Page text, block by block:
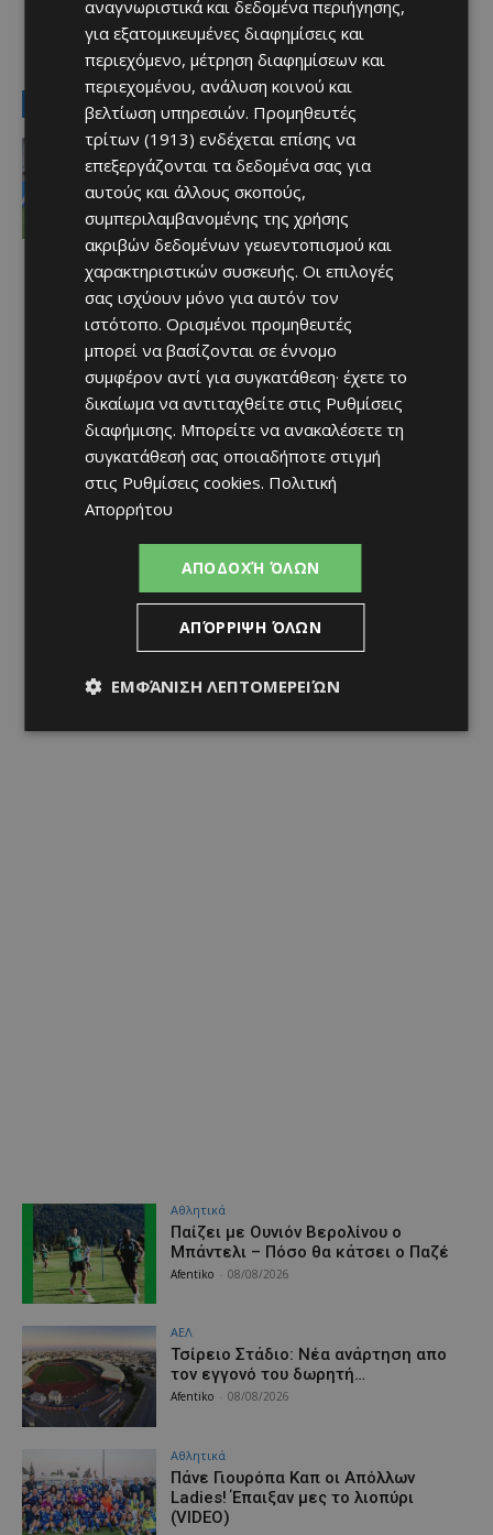
LATEST NEWS
Αθλητικά
Iσοπαλία 2-2 με την Κηφισιά – ΔΕΙΤΕ
τα γκολ του ΑΠΟΕΛ
08/08/2026
Αθλητικά
Παίζει με Ουνιόν Βερολίνου ο
Μπάντελι – Πόσο θα κάτσει ο Παζέ
Afentiko 08/08/2026
ΑΕΛ
Τσίρειο Στάδιο: Νέα ανάρτηση απο
τον εγγονό του δωρητή…
Afentiko 08/08/2026
Αθλητικά
Πάνε Γιουρόπα Καπ oι Απόλλων
Ladies! Έπαιξαν μες το λιοπύρι
(VIDEO)
αναγνωριστικά και δεδομένα περιήγησης,
για εξατομικευμένες διαφημίσεις και
περιεχόμενο, μέτρηση διαφημίσεων και
περιεχομένου, ανάλυση κοινού και
βελτίωση υπηρεσιών. Προμηθευτές
τρίτων (1913) ενδέχεται επίσης να
επεξεργάζονται τα δεδομένα σας για
αυτούς και άλλους σκοπούς,
συμπεριλαμβανομένης της χρήσης
ακριβών δεδομένων γεωεντοπισμού και
χαρακτηριστικών συσκευής. Οι επιλογές
σας ισχύουν μόνο για αυτόν τον
ιστότοπο. Ορισμένοι προμηθευτές
μπορεί να βασίζονται σε έννομο
συμφέρον αντί για συγκατάθεση· έχετε το
δικαίωμα να αντιταχθείτε στις Ρυθμίσεις
διαφήμισης. Μπορείτε να ανακαλέσετε τη
συγκατάθεσή σας οποιαδήποτε στιγμή
στις Ρυθμίσεις cookies. Πολιτική
Απορρήτου
ΑΠΟΔΟΧΉ ΌΛΩΝ
ΑΠΌΡΡΙΨΗ ΌΛΩΝ
ΕΜΦΆΝΙΣΗ ΛΕΠΤΟΜΕΡΕΙΏΝ